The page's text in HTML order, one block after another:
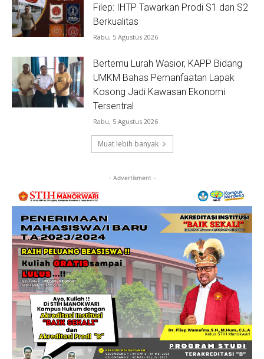
Filep: IHTP Tawarkan Prodi S1 dan S2
Berkualitas
Rabu, 5 Agustus 2026
Bertemu Lurah Wasior, KAPP Bidang
UMKM Bahas Pemanfaatan Lapak
Kosong Jadi Kawasan Ekonomi
Tersentral
Rabu, 5 Agustus 2026
Muat lebih banyak
- Advertisment -